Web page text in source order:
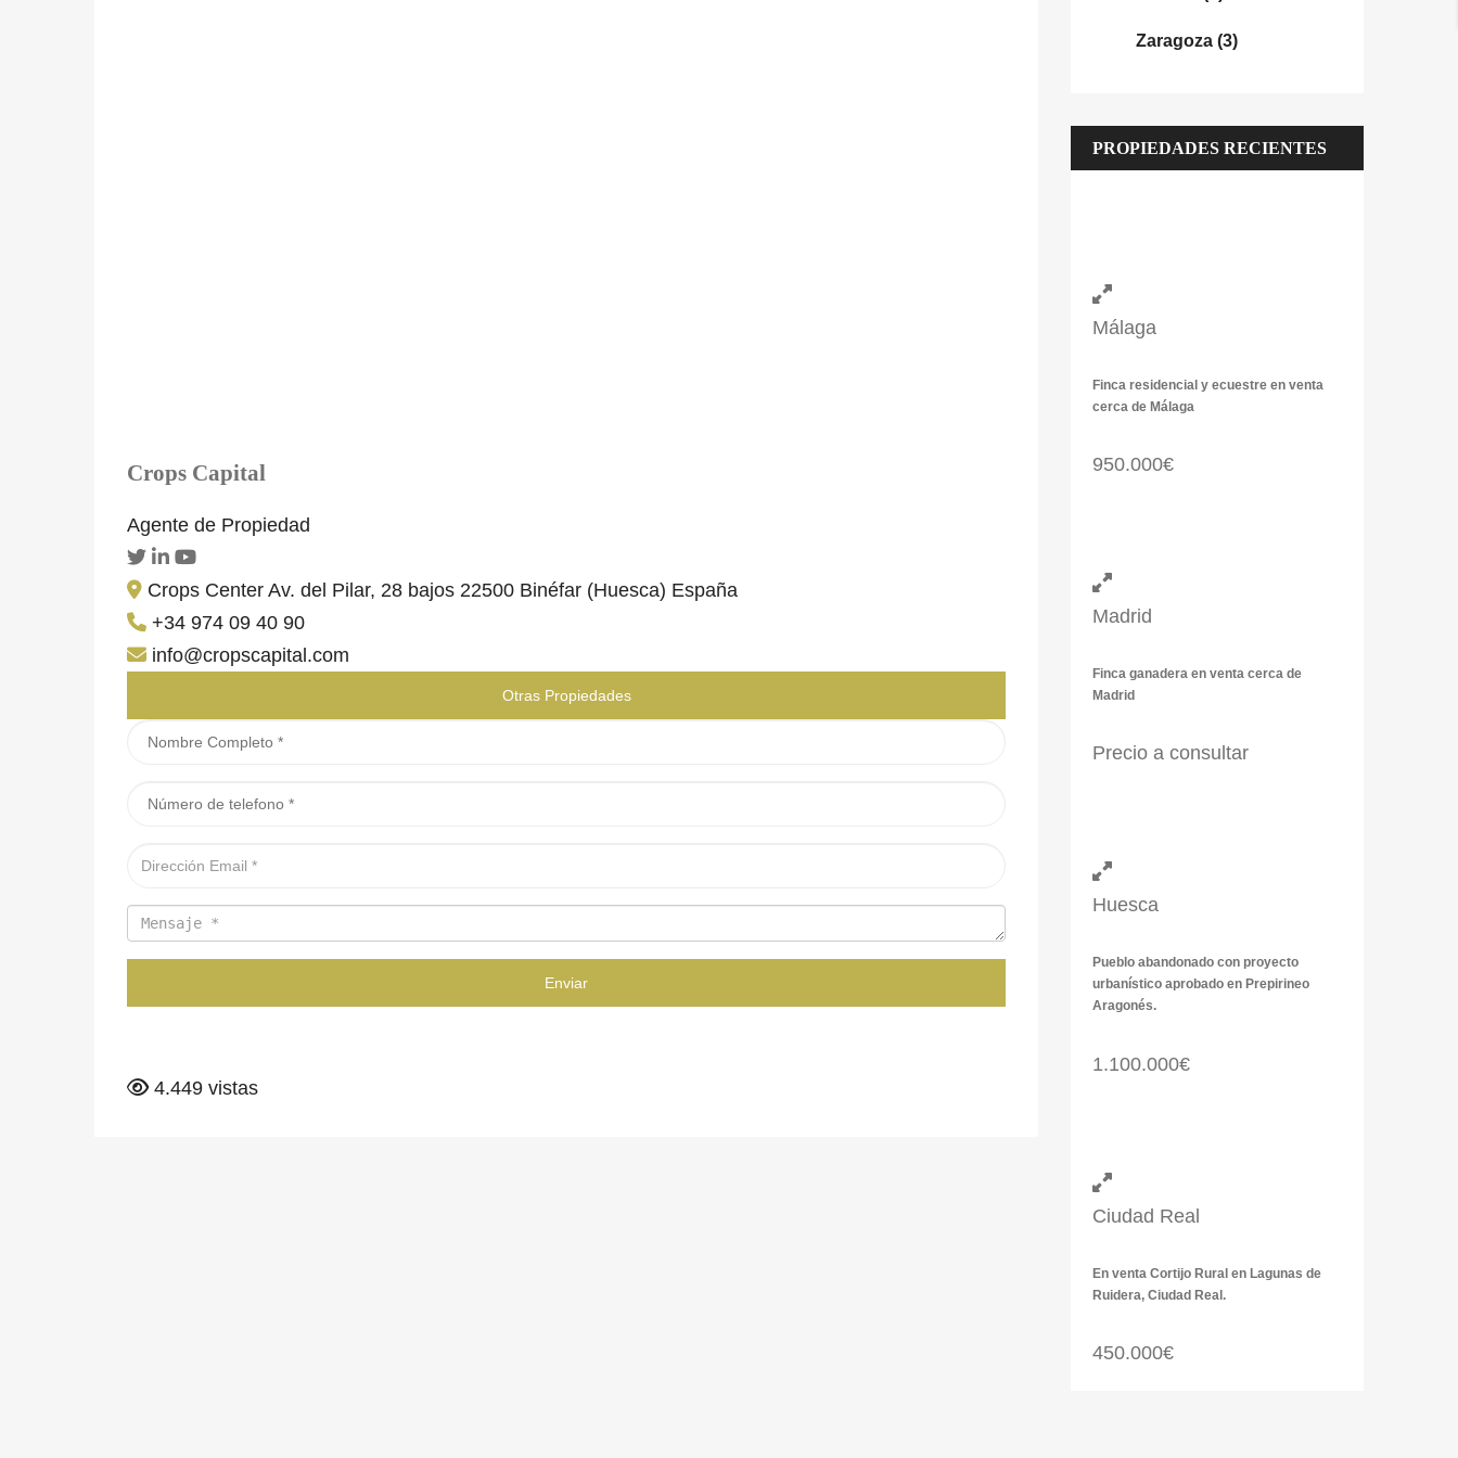
Crops Capital
Agente de Propiedad
Crops Center Av. del Pilar, 28 bajos 22500 Binéfar (Huesca) España
+34 974 09 40 90
info@cropscapital.com
Otras Propiedades
Enviar
4.449 vistas
Zaragoza (3)
PROPIEDADES RECIENTES
Málaga
Finca residencial y ecuestre en venta
cerca de Málaga
950.000€
Madrid
Finca ganadera en venta cerca de
Madrid
Precio a consultar
Huesca
Pueblo abandonado con proyecto
urbanístico aprobado en Prepirineo
Aragonés.
1.100.000€
Ciudad Real
En venta Cortijo Rural en Lagunas de
Ruidera, Ciudad Real.
450.000€